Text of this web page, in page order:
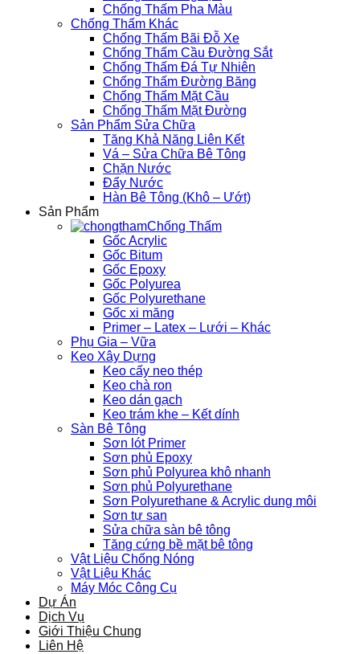
Chống Thấm Pha Màu
Chống Thấm Khác
Chống Thấm Bãi Đỗ Xe
Chống Thấm Cầu Đường Sắt
Chống Thấm Đá Tự Nhiên
Chống Thấm Đường Băng
Chống Thấm Mặt Cầu
Chống Thấm Mặt Đường
Sản Phẩm Sửa Chữa
Tăng Khả Năng Liên Kết
Vá – Sửa Chữa Bê Tông
Chặn Nước
Đẩy Nước
Hàn Bê Tông (Khô – Ướt)
Sản Phẩm
Chống Thấm
Gốc Acrylic
Gốc Bitum
Gốc Epoxy
Gốc Polyurea
Gốc Polyurethane
Gốc xi măng
Primer – Latex – Lưới – Khác
Phụ Gia – Vữa
Keo Xây Dựng
Keo cấy neo thép
Keo chà ron
Keo dán gạch
Keo trám khe – Kết dính
Sàn Bê Tông
Sơn lót Primer
Sơn phủ Epoxy
Sơn phủ Polyurea khô nhanh
Sơn phủ Polyurethane
Sơn Polyurethane & Acrylic dung môi
Sơn tự san
Sửa chữa sàn bê tông
Tăng cứng bề mặt bê tông
Vật Liệu Chống Nóng
Vật Liệu Khác
Máy Móc Công Cụ
Dự Án
Dịch Vụ
Giới Thiệu Chung
Liên Hệ